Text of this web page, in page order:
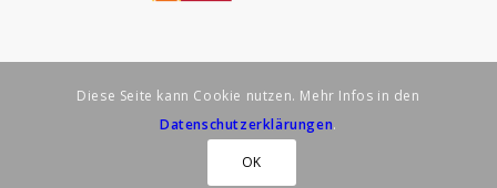
Impressum
Datenschutzerklärung
Diese Seite kann Cookie nutzen. Mehr Infos in den
Datenschutzerklärungen.
OK